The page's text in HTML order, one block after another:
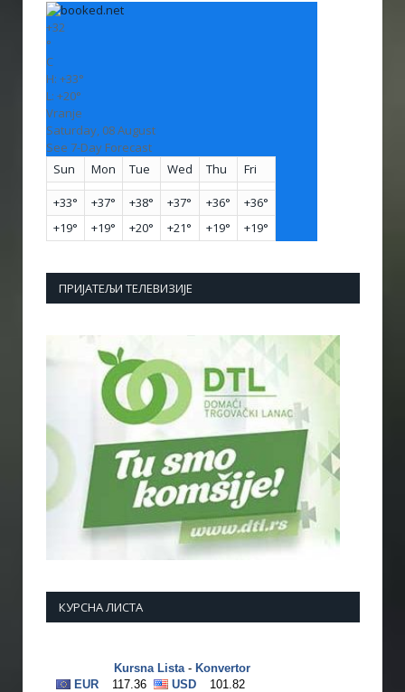
+32
°
C
H: +33°
L: +20°
Vranje
Saturday, 08 August
See 7-Day Forecast
Sun
Mon Tue Wed Thu Fri
+33° +37° +38° +37° +36° +36°
+19° +19° +20° +21° +19° +19°
ПРИЈАТЕЉИ ТЕЛЕВИЗИЈЕ
КУРСНА ЛИСТА